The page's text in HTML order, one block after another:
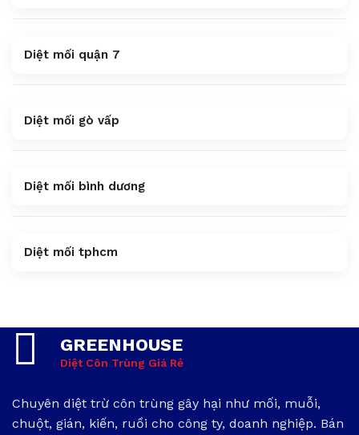
Diệt mối quận 7
Diệt mối gò vấp
Diệt mối bình dương
Diệt mối tphcm
GREENHOUSE
Diệt Côn Trùng Giá Rẻ
Chuyên diệt trừ côn trùng gây hại như mối, muỗi,
chuột, gián, kiến, ruồi cho công ty, doanh nghiệp. Bán